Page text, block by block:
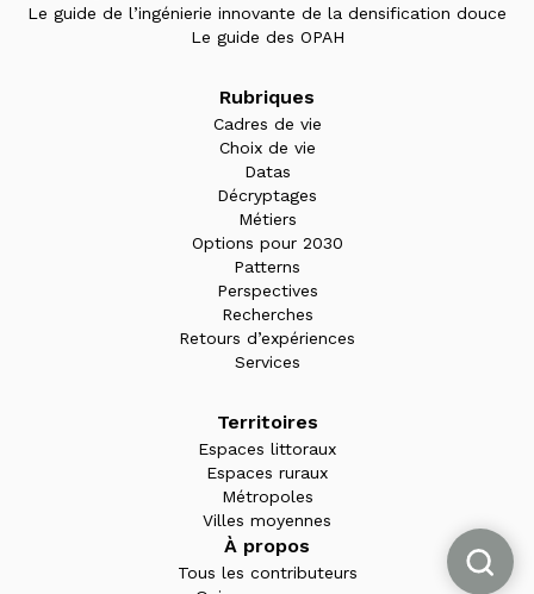
Le guide de l’ingénierie innovante de la densification douce
Le guide des OPAH
Rubriques
Cadres de vie
Choix de vie
Datas
Décryptages
Métiers
Options pour 2030
Patterns
Perspectives
Recherches
Retours d’expériences
Services
Territoires
Espaces littoraux
Espaces ruraux
Métropoles
Villes moyennes
À propos
Tous les contributeurs